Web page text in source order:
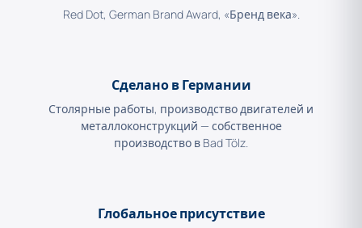
Red Dot, German Brand Award, «Бренд века».
Сделано в Германии
Столярные работы, производство двигателей и
металлоконструкций — собственное
производство в Bad Tölz.
Глобальное присутствие